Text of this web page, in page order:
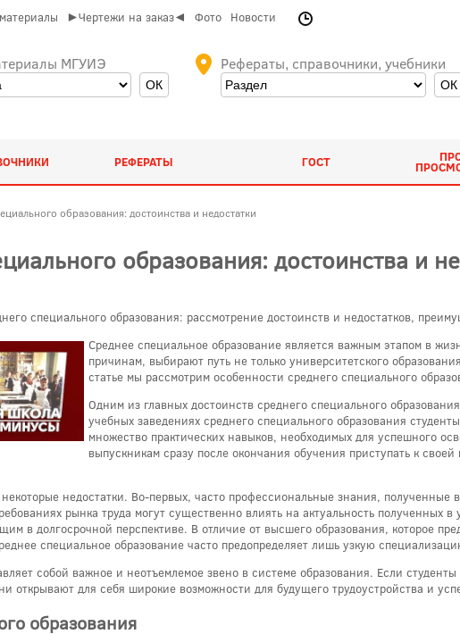
►Чертежи на заказ◄ Фото Новости
МГУИЭ Рефераты, справочники, учебники
РЕФЕРАТЫ ГОСТ
образования: достоинства и недостатки
образования: достоинства и
специального образования: рассмотрение достоинств и недостатков,
Среднее специальное образование является важным этапом в
причинам, выбирают путь не только университетского
статье мы рассмотрим особенности среднего специального
Одним из главных достоинств среднего специального
учебных заведениях среднего специального образования
множество практических навыков, необходимых для успешного
выпускникам сразу после окончания обучения приступать к
недостатки. Во-первых, часто профессиональные знания,
рынка труда могут существенно влиять на актуальность полученных
в долгосрочной перспективе. В отличие от высшего образования, которое
специальное образование часто предопределяет лишь узкую
собой важное и неотъемлемое звено в системе образования. Если
открывают для себя широкие возможности для будущего трудоустройства и
образования